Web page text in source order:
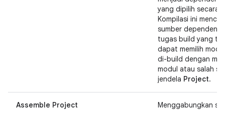
yang dipilih secara
Kompilasi ini
sumber dependen
tugas build yang
dapat memilih
di-build dengan
modul atau salah
jendela Project.
Assemble Project Menggabungkan